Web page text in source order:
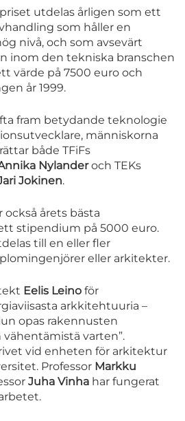
utdelas årligen som ett
som håller en
nivå, och som avsevärt
inom den tekniska branschen
värde på 7500 euro och
år 1999.
fram betydande teknologie
människorna
både TFiFs
Nylanderoch TEKs
Jokinen.
också årets bästa
stipendium på 5000 euro.
till en eller fler
eller arkitekter.
Eelis Leino för
arkkitehtuuria –
opas rakennusten
varten”.
vid enheten för arkitektur
Professor Markku
Juha Vinha har fungerat